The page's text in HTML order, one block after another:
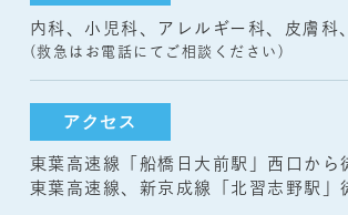
内科、小児科、アレルギー科、皮膚科
(救急はお電話にてご相談ください)
アクセス
東葉高速線「船橋日大前駅」西口から
東葉高速線、新京成線「北習志野駅」